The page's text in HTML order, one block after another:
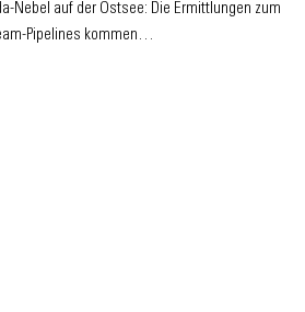
Nebel auf der Ostsee: Die Ermittlungen zum
Pipelines kommen…